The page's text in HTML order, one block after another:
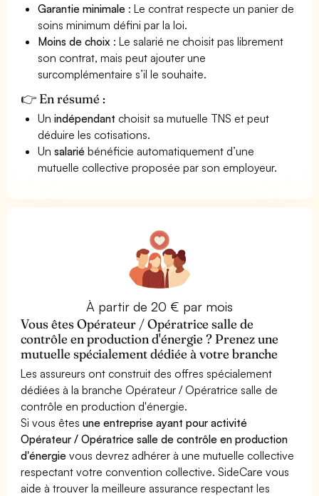
Garantie minimale : Le contrat respecte un panier de
soins minimum défini par la loi.
Moins de choix : Le salarié ne choisit pas librement
son contrat, mais peut ajouter une
surcomplémentaire s’il le souhaite.
👉 En résumé :
Unindépendant choisit sa mutuelle TNS et peut
déduire les cotisations.
Unsalarié bénéficie automatiquement d’une
mutuelle collective proposée par son employeur.
À partir de 20 € par mois
Vous êtes Opérateur / Opératrice salle de
contrôle en production d'énergie ? Prenez une
mutuelle spécialement dédiée à votre branche
Les assureurs ont construit des offres spécialement
dédiées à la branche Opérateur / Opératrice salle de
contrôle en production d'énergie.
Si vous êtesune entreprise ayant pour activité
Opérateur / Opératrice salle de contrôle en production
d'énergie vous devrez adhérer à une mutuelle collective
respectant votre convention collective. SideCare vous
aide à trouver la meilleure assurance respectant les